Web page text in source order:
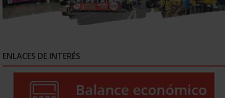
ENLACES DE INTERÉS